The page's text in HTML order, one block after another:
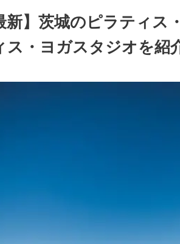
新】茨城のピラティ
ス・ヨガスタジオを紹